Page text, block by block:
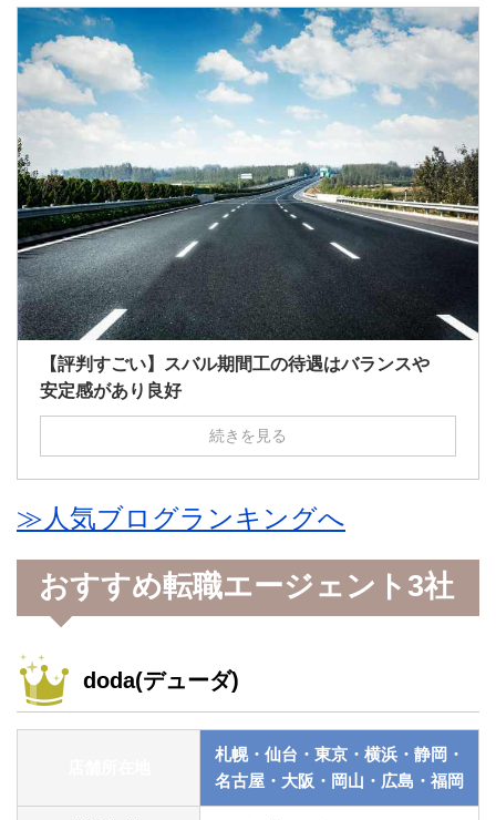
【評判すごい】スバル期間工の待遇はバランスや
安定感があり良好
続きを見る
≫人気ブログランキングへ
おすすめ転職エージェント3社
doda(デューダ)
札幌・仙台・東京・横浜・静岡・
名古屋・大阪・岡山・広島・福岡